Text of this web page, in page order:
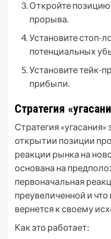
Откройте
прорыва.
Установите стоп-
потенциальных
Установите тейк-
прибыли.
Стратегия
Стратегия
открытии позиции
реакции рынка на
основана на
первоначальная
преувеличенной и
вернется к своему
Как это работает: